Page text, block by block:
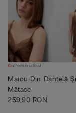
Personalizat
Maiou Din Dantelă Și
Mătase
259,90 RON